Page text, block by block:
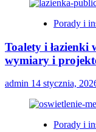
Porady i
Toalety i łazienki
wymiary i
admin 14 stycznia,
Porady i